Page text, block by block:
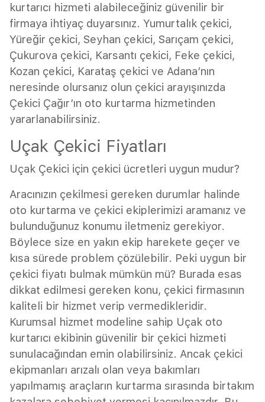
kurtarıcı hizmeti alabileceğiniz güvenilir bir
firmaya ihtiyaç duyarsınız. Yumurtalık çekici,
Yüreğir çekici, Seyhan çekici, Sarıçam çekici,
Çukurova çekici, Karsantı çekici, Feke çekici,
Kozan çekici, Karataş çekici ve Adana’nın
neresinde olursanız olun çekici arayışınızda
Çekici Çağır’ın oto kurtarma hizmetinden
yararlanabilirsiniz.
Uçak Çekici Fiyatları
Uçak Çekici için çekici ücretleri uygun mudur?
Aracınızın çekilmesi gereken durumlar halinde
oto kurtarma ve çekici ekiplerimizi aramanız ve
bulunduğunuz konumu iletmeniz gerekiyor.
Böylece size en yakın ekip harekete geçer ve
kısa sürede problem çözülebilir. Peki uygun bir
çekici fiyatı bulmak mümkün mü? Burada esas
dikkat edilmesi gereken konu, çekici firmasının
kaliteli bir hizmet verip vermedikleridir.
Kurumsal hizmet modeline sahip Uçak oto
kurtarıcı ekibinin güvenilir bir çekici hizmeti
sunulacağından emin olabilirsiniz. Ancak çekici
ekipmanları arızalı olan veya bakımları
yapılmamış araçların kurtarma sırasında birtakım